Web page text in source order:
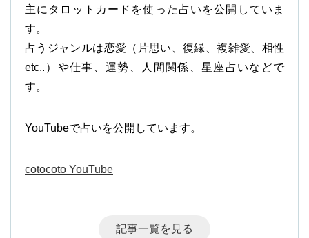
主にタロットカードを使った占いを公開していま
す。
占うジャンルは恋愛（片思い、復縁、複雑愛、相性
etc..）や仕事、運勢、人間関係、星座占いなどで
す。
YouTubeで占いを公開しています。
cotocoto YouTube
記事一覧を見る